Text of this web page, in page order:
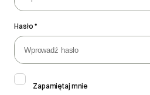
Hasło
Zapamiętaj mnie